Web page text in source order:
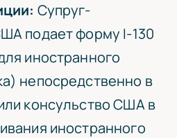
Супруг-
подает форму I-130
иностранного
непосредственно в
консульство США в
иностранного